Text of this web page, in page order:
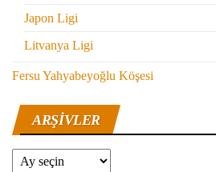
Japon Ligi
Litvanya Ligi
Fersu Yahyabeyoğlu Köşesi
ARŞIVLER
Arşivler